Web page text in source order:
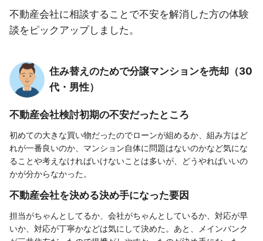
不動産会社に相談することで不安を解消した方の体験
談をピックアップしました。
住み替えのためで分譲マンションを売却（30
代・男性）
不動産会社検討初期の不安だったところ
初めての大きな買い物だったのでローンが組めるか、組み方はど
れが一番良いのか、マンション自体に問題はないのかなど気にな
ることや考えなければいけないことは多いが、どうやればいいの
かが分からなかった。
不動産会社を決める決め手になった要因
担当がちゃんとしてるか、会社がちゃんとしているか、対応が早
いか、対応が丁寧かなどは気にして決めた。あと、メインバンク